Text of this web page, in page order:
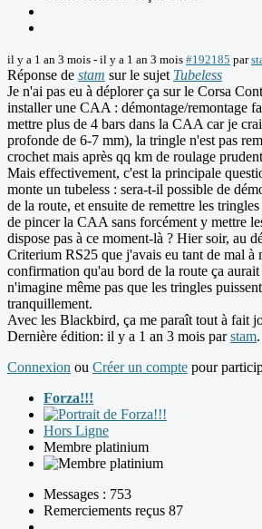
il y a 1 an 3 mois - il y a 1 an 3 mois #192185 par
Réponse de stam sur le sujet Tubeless
Je n'ai pas eu à déplorer ça sur le Corsa
installer une CAA : démontage/remontage
mettre plus de 4 bars dans la CAA car je
profonde de 6-7 mm), la tringle n'est pas
crochet mais après qq km de roulage
Mais effectivement, c'est la principale
monte un tubeless : sera-t-il possible de
de la route, et ensuite de remettre les
de pincer la CAA sans forcément y mettre
dispose pas à ce moment-là ? Hier soir, au
Criterium RS25 que j'avais eu tant de mal à
confirmation qu'au bord de la route ça
n'imagine même pas que les tringles
tranquillement.
Avec les Blackbird, ça me paraît tout à fait
Dernière édition: il y a 1 an 3 mois parstam.
Connexion ou Créer un compte pour
Forza!!!
Hors Ligne
Membre platinium
Messages : 753
Remerciements reçus 87